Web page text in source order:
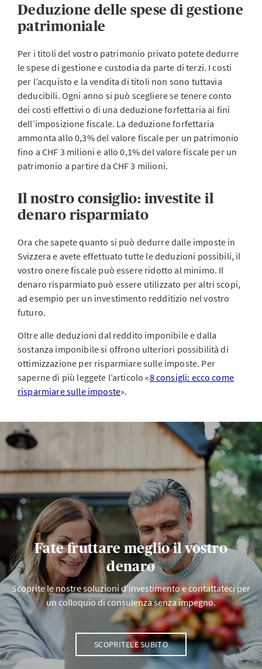
Deduzione delle spese di gestione
patrimoniale
Per i titoli del vostro patrimonio privato potete dedurre
le spese di gestione e custodia da parte di terzi. I costi
per l’acquisto e la vendita di titoli non sono tuttavia
deducibili. Ogni anno si può scegliere se tenere conto
dei costi effettivi o di una deduzione forfettaria ai fini
dell’imposizione fiscale. La deduzione forfettaria
ammonta allo 0,3% del valore fiscale per un patrimonio
fino a CHF 3 milioni e allo 0,1% del valore fiscale per un
patrimonio a partire da CHF 3 milioni.
Il nostro consiglio: investite il
denaro risparmiato
Ora che sapete quanto si può dedurre dalle imposte in
Svizzera e avete effettuato tutte le deduzioni possibili, il
vostro onere fiscale può essere ridotto al minimo. Il
denaro risparmiato può essere utilizzato per altri scopi,
ad esempio per un investimento redditizio nel vostro
futuro.
Oltre alle deduzioni dal reddito imponibile e dalla
sostanza imponibile si offrono ulteriori possibilità di
ottimizzazione per risparmiare sulle imposte. Per
saperne di più leggete l’articolo «8 consigli: ecco come
risparmiare sulle imposte».
Fate fruttare meglio il vostro
denaro
Scoprite le nostre soluzioni d’investimento e contattateci per
un colloquio di consulenza senza impegno.
SCOPRITELE SUBITO